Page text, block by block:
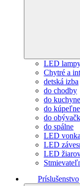
LED
Chytré a
detská izba
do chodby
do kuchyne
do kúpeľne
do
do spálne
LED
LED
LED
Príslušenstvo